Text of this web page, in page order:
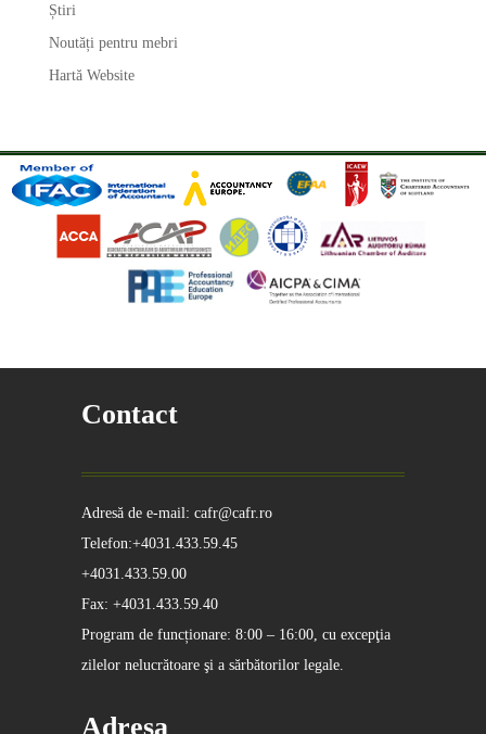
Știri
Noutăți pentru mebri
Hartă Website
Contact
Adresă de e-mail: cafr@cafr.ro
Telefon:+4031.433.59.45
+4031.433.59.00
Fax: +4031.433.59.40
Program de funcționare: 8:00 – 16:00, cu excepţia
zilelor nelucrătoare şi a sărbătorilor legale.
Adresa